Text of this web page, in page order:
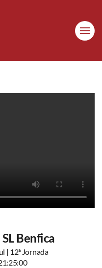
SL Benfica
| 12ª Jornada